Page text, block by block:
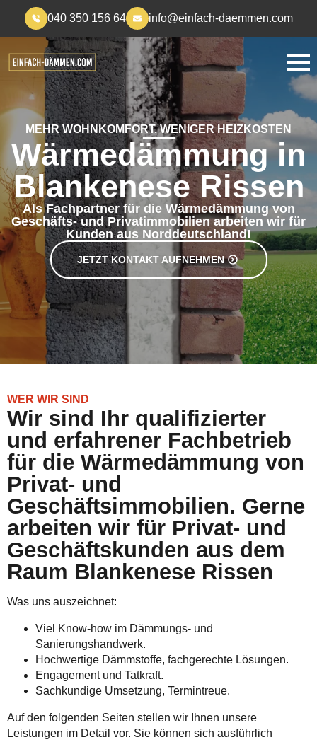
040 350 156 64 info@einfach-daemmen.com
MEHR WOHNKOMFORT, WENIGER HEIZKOSTEN
Wärmedämmung in
Blankenese Rissen
Als Fachpartner für die Wärmedämmung von
Geschäfts- und Privatimmobilien arbeiten wir für
Kunden aus Norddeutschland!
JETZT KONTAKT AUFNEHMEN
WER WIR SIND
Wir sind Ihr qualifizierter
und erfahrener Fachbetrieb
für die Wärmedämmung von
Privat- und
Geschäftsimmobilien. Gerne
arbeiten wir für Privat- und
Geschäftskunden aus dem
Raum Blankenese Rissen
Was uns auszeichnet:
Viel Know-how im Dämmungs- und
Sanierungshandwerk.
Hochwertige Dämmstoffe, fachgerechte Lösungen.
Engagement und Tatkraft.
Sachkundige Umsetzung, Termintreue.
Auf den folgenden Seiten stellen wir Ihnen unsere
Leistungen im Detail vor. Sie können sich ausführlich